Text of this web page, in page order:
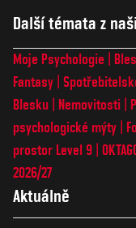
Další témata z
Moje Psychologie
Fantasy
Blesku
Nemovitosti
psychologické mýty
prostor Level 9
2026/27
Aktuálně